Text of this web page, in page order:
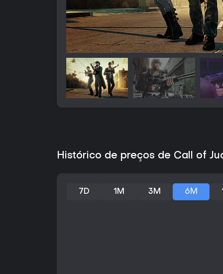
Histórico de preços de Call of
7D 1M 3M 6M